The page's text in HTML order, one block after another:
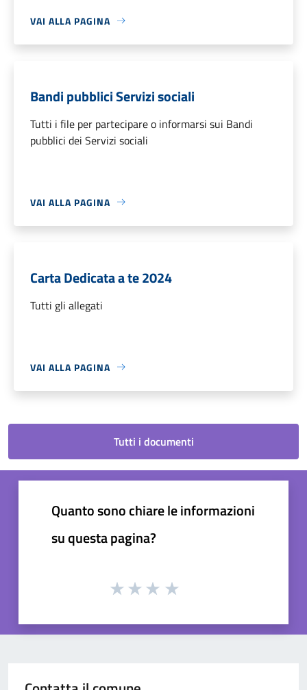
VAI ALLA PAGINA
Bandi pubblici Servizi sociali
Tutti i file per partecipare o informarsi sui Bandi
pubblici dei Servizi sociali
VAI ALLA PAGINA
Carta Dedicata a te 2024
Tutti gli allegati
VAI ALLA PAGINA
Tutti i documenti
Quanto sono chiare le informazioni
su questa pagina?